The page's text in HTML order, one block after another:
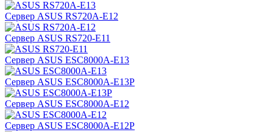
Сервер ASUS RS720A-E12
Сервер ASUS RS720-E11
Сервер ASUS ESC8000A-E13
Сервер ASUS ESC8000A-E13P
Сервер ASUS ESC8000A-E12
Сервер ASUS ESC8000A-E12P